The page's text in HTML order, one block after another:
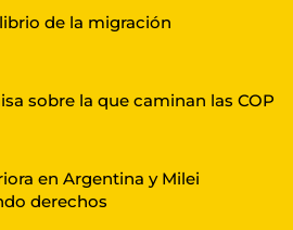
de la migración
sobre la que caminan las COP
en Argentina y Milei
derechos